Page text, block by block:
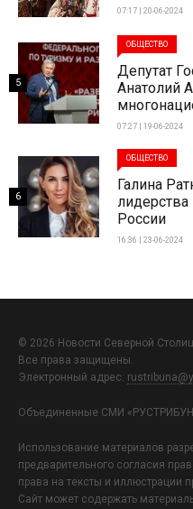
07:17 | 20-06-2024
ОБЩЕСТВО
Депутат
Анатолий
07:27 | 19-06-2024
5
ОБЩЕСТВО
Галина
России
16:36 | 23-06-2024
6
© 2026 Новости Северной
Все права защищены.
Электронный адрес:
Объединенные СМИ
Использование материалов
предварительного согласия
права на тексты и иллюстрации
Сайт может содержать